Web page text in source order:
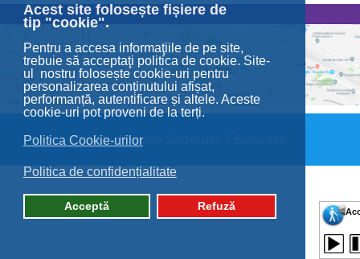
Acest site folosește fișiere de
tip "cookie".
Pentru a accesa informaţiile de pe site,
trebuie să acceptaţi politica de cookie. Site-
ul nostru folosește cookie-uri pentru
personalizarea conținutului afișat,
performanță, autentificare și altele. Aceste
cookie-uri pot proveni de la terți.
Politica Cookie-urilor
Politica de confidențialitate
Acceptă Refuză
© 2026 Primăria Sectorului 2 București.